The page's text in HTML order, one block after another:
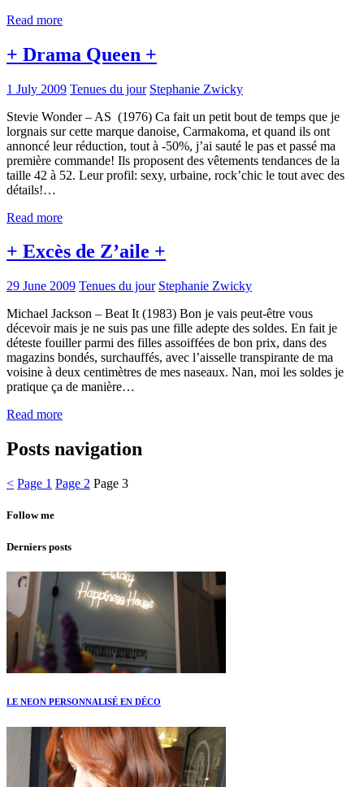
Read more
+ Drama Queen +
1 July 2009 Tenues du jour Stephanie Zwicky
Stevie Wonder – AS (1976) Ca fait un petit bout de temps que je
lorgnais sur cette marque danoise, Carmakoma, et quand ils ont
annoncé leur réduction, tout à -50%, j’ai sauté le pas et passé ma
première commande! Ils proposent des vêtements tendances de la
taille 42 à 52. Leur profil: sexy, urbaine, rock’chic le tout avec des
détails!…
Read more
+ Excès de Z’aile +
29 June 2009 Tenues du jour Stephanie Zwicky
Michael Jackson – Beat It (1983) Bon je vais peut-être vous
décevoir mais je ne suis pas une fille adepte des soldes. En fait je
déteste fouiller parmi des filles assoiffées de bon prix, dans des
magazins bondés, surchauffés, avec l’aisselle transpirante de ma
voisine à deux centimètres de mes naseaux. Nan, moi les soldes je
pratique ça de manière…
Read more
Posts navigation
< Page 1 Page 2 Page 3
Follow me
Derniers posts
LE NEON PERSONNALISÉ EN DÉCO